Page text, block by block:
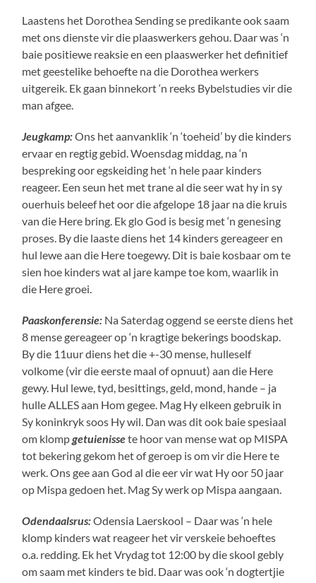
Laastens het Dorothea Sending se predikante ook saam
met ons dienste vir die plaaswerkers gehou. Daar was ‘n
baie positiewe reaksie en een plaaswerker het definitief
met geestelike behoefte na die Dorothea werkers
uitgereik. Ek gaan binnekort ‘n reeks Bybelstudies vir die
man afgee.
Jeugkamp:Ons het aanvanklik ‘n ‘toeheid’ by die kinders
ervaar en regtig gebid. Woensdag middag, na ‘n
bespreking oor egskeiding het ‘n hele paar kinders
reageer. Een seun het met trane al die seer wat hy in sy
ouerhuis beleef het oor die afgelope 18 jaar na die kruis
van die Here bring. Ek glo God is besig met ‘n genesing
proses. By die laaste diens het 14 kinders gereageer en
hul lewe aan die Here toegewy. Dit is baie kosbaar om te
sien hoe kinders wat al jare kampe toe kom, waarlik in
die Here groei.
Paaskonferensie: Na Saterdag oggend se eerste diens het
8 mense gereageer op ‘n kragtige bekerings boodskap.
By die 11uur diens het die +-30 mense, hulleself
volkome (vir die eerste maal of opnuut) aan die Here
gewy. Hul lewe, tyd, besittings, geld, mond, hande – ja
hulle ALLES aan Hom gegee. Mag Hy elkeen gebruik in
Sy koninkryk soos Hy wil. Dan was dit ook baie spesiaal
om klompgetuienissete hoor van mense wat op MISPA
tot bekering gekom het of geroep is om vir die Here te
werk. Ons gee aan God al die eer vir wat Hy oor 50 jaar
op Mispa gedoen het. Mag Sy werk op Mispa aangaan.
Odendaalsrus:Odensia Laerskool – Daar was ‘n hele
klomp kinders wat reageer het vir verskeie behoeftes
o.a. redding. Ek het Vrydag tot 12:00 by die skool gebly
om saam met kinders te bid. Daar was ook ‘n dogtertjie